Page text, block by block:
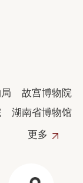
故宫博物院
湖南省博物馆
更多